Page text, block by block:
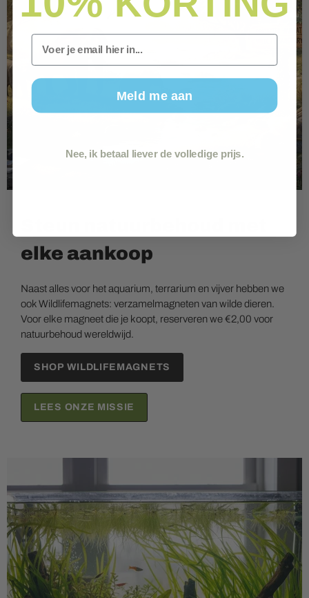
elke aankoop
Naast alles voor het aquarium, terrarium en vijver hebben we
ook Wildlifemagnets: verzamelmagneten van wilde dieren.
Voor elke magneet die je koopt, reserveren we €2,00 voor
natuurbehoud wereldwijd.
SHOP WILDLIFEMAGNETS
LEES ONZE MISSIE
Email
Meld me aan
Nee, ik betaal liever de volledige prijs.